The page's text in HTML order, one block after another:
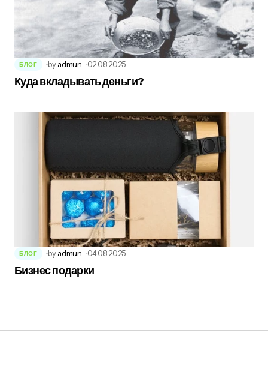
БЛОГ by admun 02.08.2025
Куда вкладывать деньги?
БЛОГ by admun 04.08.2025
Бизнес подарки